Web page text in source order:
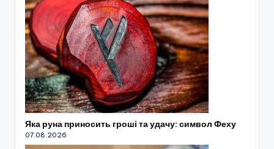
Яка руна приносить гроші та удачу: символ Феху
07.08.2026